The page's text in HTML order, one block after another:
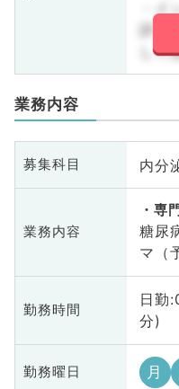
・
詳し
し
業務内容
募集科目 内分
業務内容
専
糖尿
マ（
勤務時間
日勤
分)
勤務曜日 月